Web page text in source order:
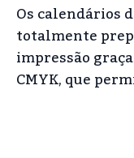
Os calendários
totalmente
impressão
CMYK, que